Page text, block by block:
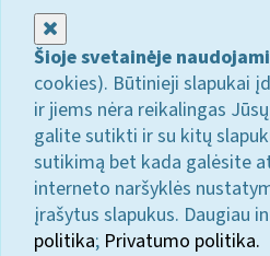
Šioje svetainėje
cookies). Būtinieji slapukai
ir jiems nėra reikalingas
galite sutikti ir su kitų
sutikimą bet kada galėsite
interneto naršyklės
įrašytus slapukus. Daugiau
politika; Privatumo politika.